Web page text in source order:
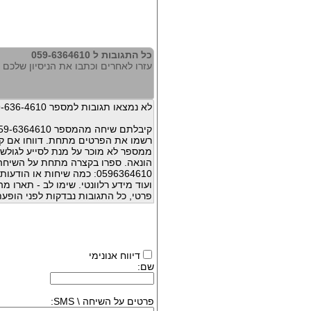
כל התגובות ל 059-6364610
עזרו לאחרים וכתבו את הניסיון שלכם עם
לא נמצאו תגובות למספר 059-636-4610
קיבלתם שיחה מהמספר 059-6364610 ?
רשמו את הפרטים מתחת. דווחו אם
ממספר לא מוכר על מנת לסייע
הונאה. ספרו בקצרה מתחת על
0596364610: כמה שיחות
ועוד מידע רלוונטי. שימו לב -
פרטי, כל התגובות נבדקות לפני
דיווח אנונימי
שם:
פרטים על השיחה \ SMS: